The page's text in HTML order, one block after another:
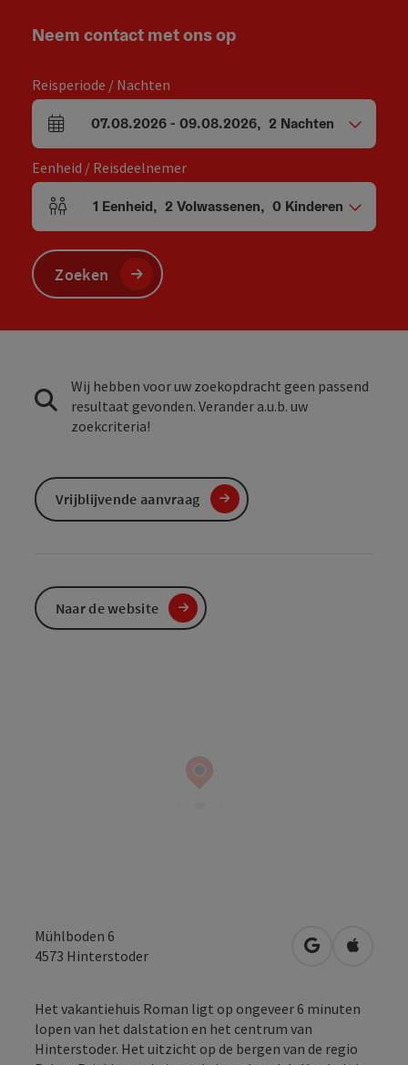
Mühlboden 6
4573 Hinterstoder Openen in
Het vakantiehuis Roman ligt op ongeveer 6 minuten
lopen van het dalstation en het centrum van
Hinterstoder. Het uitzicht op de bergen van de regio
Neem contact met ons op
Reisperiode / Nachten
Velden voor aankomst en vertrek
07.08.2026- 09.08.2026, 2 Nachten
Eenheid / Reisdeelnemer
Aantal eenheden en persoonsvelden
1 Eenheid, 2 Volwassenen, 0 Kinderen
Zoeken
Wij hebben voor uw zoekopdracht geen passend
resultaat gevonden. Verander a.u.b. uw
zoekcriteria!
Vrijblijvende aanvraag
Naar de website